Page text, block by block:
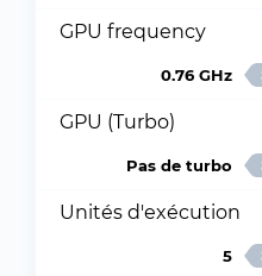
GPU frequency
0.76 GHz
GPU (Turbo)
Pas de turbo
Unités d'exécution
5